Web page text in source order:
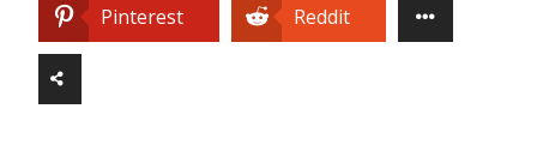
Pinterest Reddit